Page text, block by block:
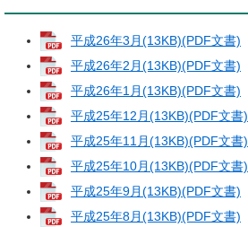
平成26年3月(13KB)(PDF文書)
平成26年2月(13KB)(PDF文書)
平成26年1月(13KB)(PDF文書)
平成25年12月(13KB)(PDF文書)
平成25年11月(13KB)(PDF文書)
平成25年10月(13KB)(PDF文書)
平成25年9月(13KB)(PDF文書)
平成25年8月(13KB)(PDF文書)